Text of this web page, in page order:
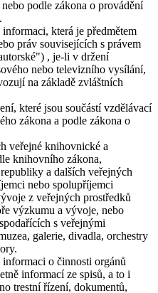
podle zákona o provádění
která je předmětem
práv souvisejících s právem
, je-li v držení
nebo televizního vysílání,
na základě zvláštních
které jsou součástí vzdělávací
zákona a podle zákona o
veřejné knihovnické a
knihovního zákona,
a dalších veřejných
nebo spolupříjemci
z veřejných prostředků
výzkumu a vývoje, nebo
s veřejnými
galerie, divadla, orchestry
o činnosti orgánů
informací ze spisů, a to i
trestní řízení, dokumentů,